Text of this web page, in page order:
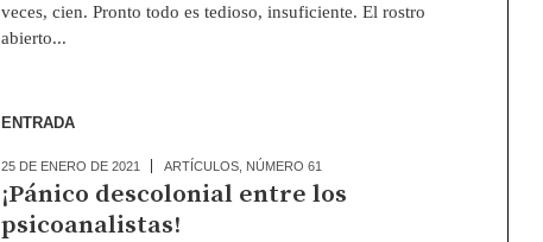
veces, cien. Pronto todo es tedioso, insuficiente. El rostro
abierto...
ENTRADA
25 DE ENERO DE 2021 ARTÍCULOS, NÚMERO 61
¡Pánico descolonial entre los
psicoanalistas!